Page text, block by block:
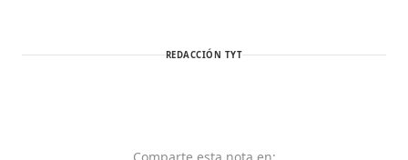
REDACCIÓN TYT